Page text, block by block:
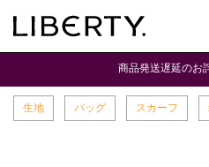
商品発送遅延のお
生地 バッグ スカーフ